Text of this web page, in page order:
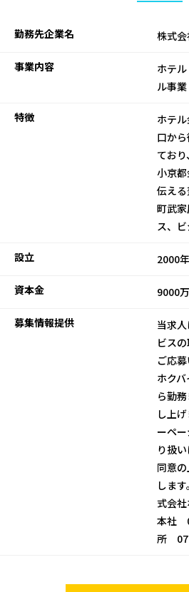
勤務先企業名 株式
事業内容
ホテ
ル事業
特徴
ホテ
口か
ており、
小京
伝え
町武
ス、
設立 2000
資本金 9000
募集情報提供
当求
ビス
ご応
ホク
ら勤
し上
ーペ
り扱
同意
しま
式会
本社
所